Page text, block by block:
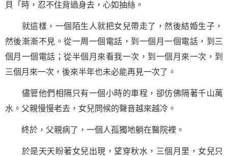
貝「時，忍不住背過身去，心如抽絲。
就這樣，一個陌生人就把女兒帶走了，然後結婚生子，
然後漸漸不見。從一周一個電話，到一個月一個電話，到三
個月一個電話；從半個月來看我一次，到一個月來一次，到
三個月來一次，後來半年也未必能再見一次了。
儘管他們相隔只有一個小時的車程，卻仿佛隔著千山萬
水。父親慢慢老去，女兒問候的聲音越來越冷。
終於，父親病了，一個人孤獨地躺在醫院裡。
於是天天盼著女兒出現，望穿秋水，三個月里，女兒只